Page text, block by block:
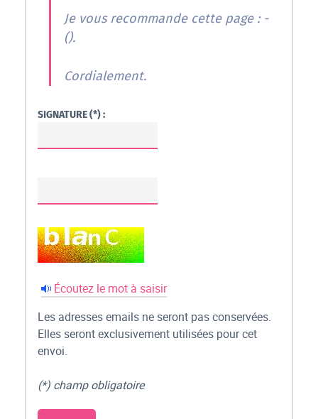
Je vous recommande cette page : -
().
Cordialement.
SIGNATURE (*) :
Écoutez le mot à saisir
Les adresses emails ne seront pas conservées.
Elles seront exclusivement utilisées pour cet
envoi.
(*) champ obligatoire